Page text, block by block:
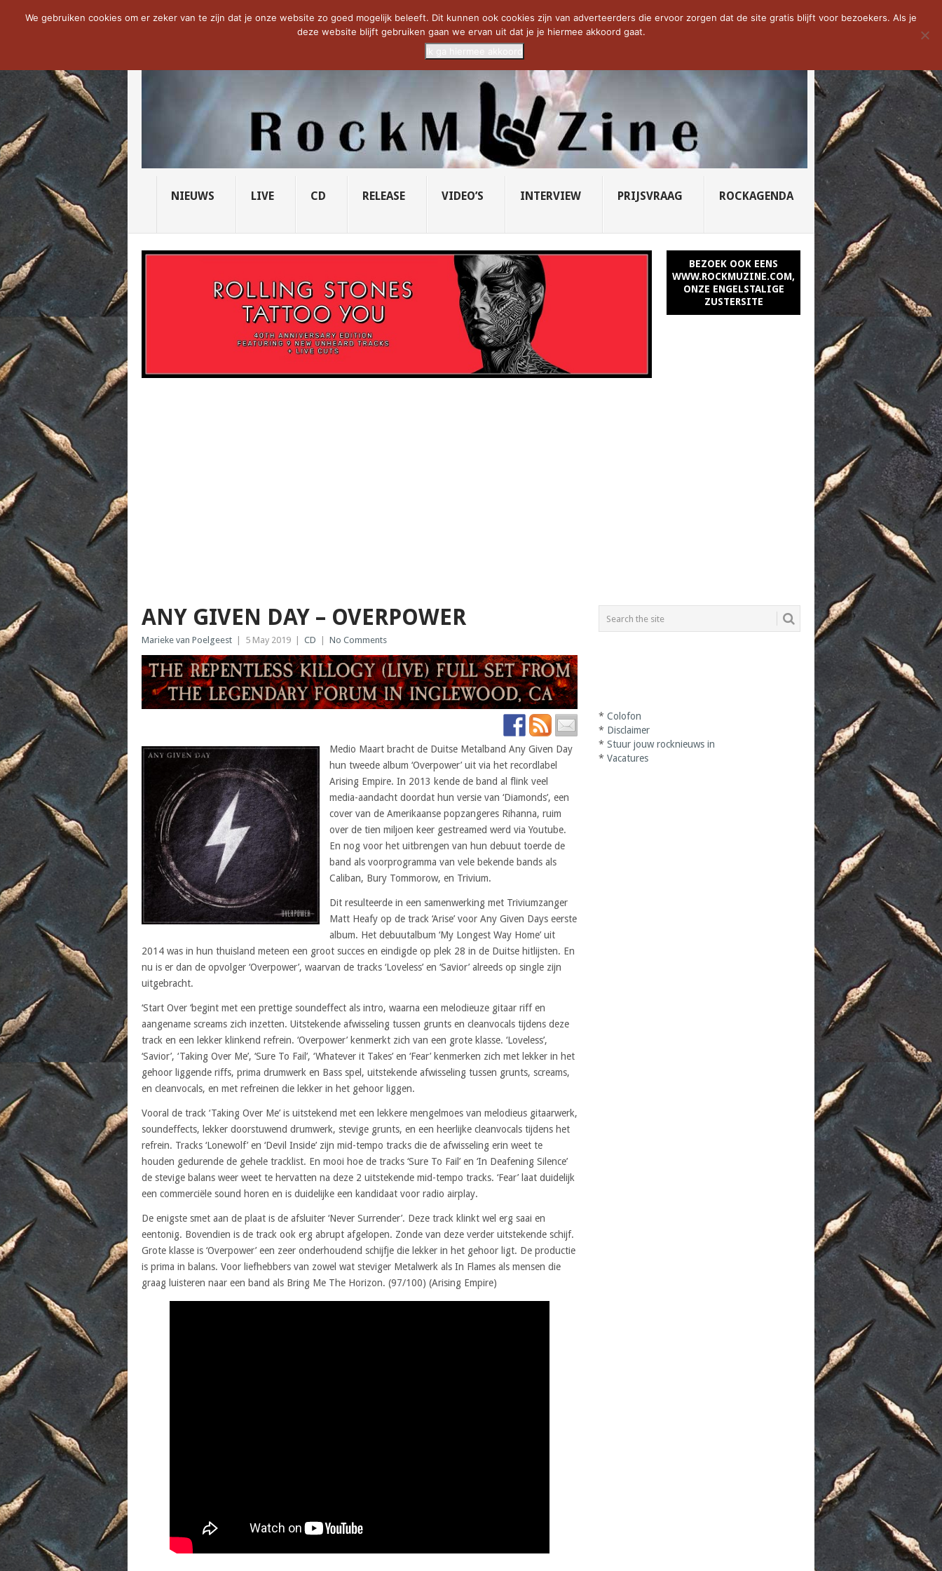
NOW TRENDING: THE VICIOUS HEAD SOCIETY... PRIDE OF LIONS – U... SAVATAGE KOMT TERUG IN 0... CD VAN DE WEEK: SLEEPING...
NIEUWS LIVE CD RELEASE VIDEO’S INTERVIEW PRIJSVRAAG ROCKAGENDA
BEZOEK OOK EENS
WWW.ROCKMUZINE.COM,
ONZE ENGELSTALIGE
ZUSTERSITE
ANY GIVEN DAY – OVERPOWER
Marieke van Poelgeest 5 May 2019 CD No Comments
Medio Maart bracht de Duitse Metalband Any Given Day
hun tweede album ‘Overpower’ uit via het recordlabel
Arising Empire. In 2013 kende de band al flink veel
media-aandacht doordat hun versie van ‘Diamonds’, een
cover van de Amerikaanse popzangeres Rihanna, ruim
over de tien miljoen keer gestreamed werd via Youtube.
En nog voor het uitbrengen van hun debuut toerde de
band als voorprogramma van vele bekende bands als
Caliban, Bury Tommorow, en Trivium.
Dit resulteerde in een samenwerking met Triviumzanger
Matt Heafy op de track ‘Arise’ voor Any Given Days eerste
album. Het debuutalbum ‘My Longest Way Home’ uit
2014 was in hun thuisland meteen een groot succes en eindigde op plek 28 in de Duitse hitlijsten. En
nu is er dan de opvolger ‘Overpower’, waarvan de tracks ‘Loveless’ en ‘Savior’ alreeds op single zijn
uitgebracht.
‘Start Over ‘begint met een prettige soundeffect als intro, waarna een melodieuze gitaar riff en
aangename screams zich inzetten. Uitstekende afwisseling tussen grunts en cleanvocals tijdens deze
track en een lekker klinkend refrein. ‘Overpower’ kenmerkt zich van een grote klasse. ‘Loveless’,
‘Savior’, ‘Taking Over Me’, ‘Sure To Fail’, ‘Whatever it Takes’ en ‘Fear’ kenmerken zich met lekker in het
gehoor liggende riffs, prima drumwerk en Bass spel, uitstekende afwisseling tussen grunts, screams,
en cleanvocals, en met refreinen die lekker in het gehoor liggen.
Vooral de track ‘Taking Over Me’ is uitstekend met een lekkere mengelmoes van melodieus gitaarwerk,
soundeffects, lekker doorstuwend drumwerk, stevige grunts, en een heerlijke cleanvocals tijdens het
refrein. Tracks ‘Lonewolf’ en ‘Devil Inside’ zijn mid-tempo tracks die de afwisseling erin weet te
houden gedurende de gehele tracklist. En mooi hoe de tracks ‘Sure To Fail’ en ‘In Deafening Silence’
de stevige balans weer weet te hervatten na deze 2 uitstekende mid-tempo tracks. ‘Fear’ laat duidelijk
een commerciële sound horen en is duidelijke een kandidaat voor radio airplay.
De enigste smet aan de plaat is de afsluiter ‘Never Surrender’. Deze track klinkt wel erg saai en
eentonig. Bovendien is de track ook erg abrupt afgelopen. Zonde van deze verder uitstekende schijf.
Grote klasse is ‘Overpower’ een zeer onderhoudend schijfje die lekker in het gehoor ligt. De productie
is prima in balans. Voor liefhebbers van zowel wat steviger Metalwerk als In Flames als mensen die
graag luisteren naar een band als Bring Me The Horizon. (97/100) (Arising Empire)
*Colofon
* Disclaimer
*Stuur jouw rocknieuws in
*Vacatures
We gebruiken cookies om er zeker van te zijn dat je onze website zo goed mogelijk beleeft. Dit kunnen ook cookies zijn van adverteerders die ervoor zorgen dat de site gratis blijft voor bezoekers. Als je
deze website blijft gebruiken gaan we ervan uit dat je je hiermee akkoord gaat.
Ik ga hiermee akkoord